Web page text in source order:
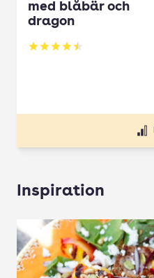
med blåbär och
dragon
Betyg: 4.5 av 5
Inspiration